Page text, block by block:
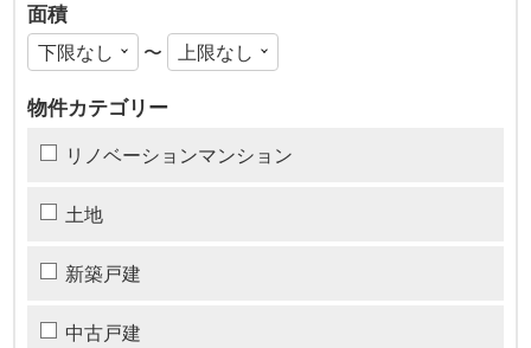
面積
〜
物件カテゴリー
リノベーションマンション
土地
新築戸建
中古戸建